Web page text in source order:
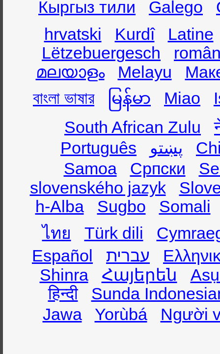
Кыргыз тили
Galego
hrvatski
Kurdî
Latine
Lëtzebuergesch
മലയാളം
Melayu
বাংলা ভাষার
မြန်မာ Miao
South African Zulu
Português
پښتو
Samoa
Српски
slovenského jazyk
h-Alba
Sugbo
Somali
ไทย
Türk dili
Español
עברית
Shinra
Հայերեն
हिन्दी
Sunda
Jawa
Yorùbá Người